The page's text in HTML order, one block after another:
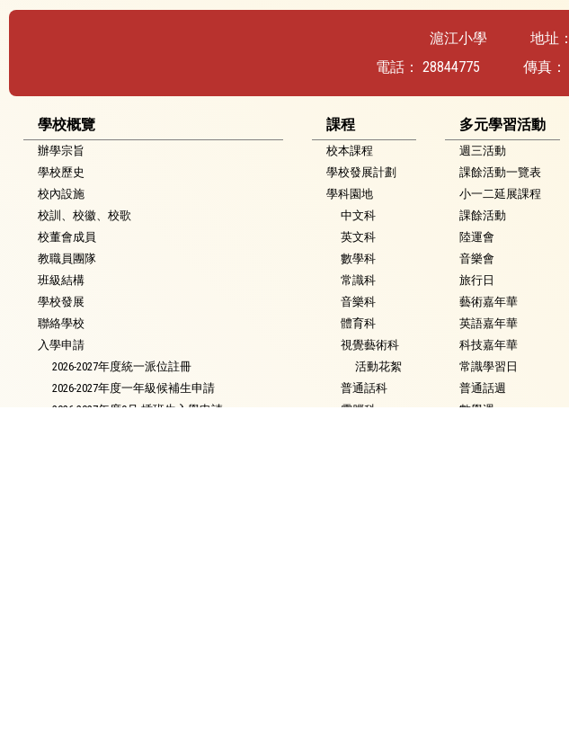
滬江小學 地址：
電話： 28844775 傳真：
學校概覽
辦學宗旨
學校歷史
校內設施
校訓、校徽、校歌
校董會成員
教職員團隊
班級結構
學校發展
聯絡學校
入學申請
2026-2027年度統一派位註冊
2026-2027年度一年級候補生申請
2026-2027年度9月 插班生入學申請
課程
校本課程
學校發展計劃
學科園地
中文科
英文科
數學科
常識科
音樂科
體育科
視覺藝術科
活動花絮
普通話科
電腦科
多元學習活動
週三活動
課餘活動一覽表
小一二延展課程
課餘活動
陸運會
音樂會
旅行日
藝術嘉年華
英語嘉年華
科技嘉年華
常識學習日
普通話週
數學週